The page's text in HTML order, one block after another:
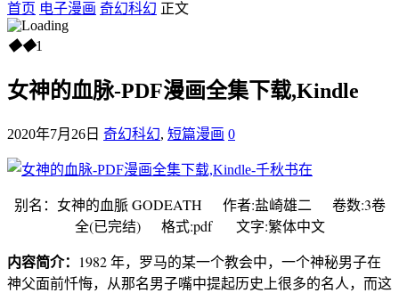
首页 电子漫画 奇幻科幻 正文
◆◆1
女神的血脉-PDF漫画全集下载,Kindle
2020年7月26日 奇幻科幻, 短篇漫画 0
别名：女神的血脈 GODEATH 作者:盐崎雄二 卷数:3卷
全(已完结) 格式:pdf 文字:繁体中文
内容简介： 1982 年，罗马的某一个教会中，一个神秘男子在
神父面前忏悔，从那名男子嘴中提起历史上很多的名人，而这